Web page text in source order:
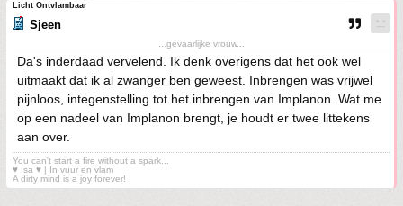
Licht Ontvlambaar
Sjeen
...gevaarlijke vrouw...
Da's inderdaad vervelend. Ik denk overigens dat het ook wel
uitmaakt dat ik al zwanger ben geweest. Inbrengen was vrijwel
pijnloos, integenstelling tot het inbrengen van Implanon. Wat me
op een nadeel van Implanon brengt, je houdt er twee littekens
aan over.
You can't start a fire without a spark...
♥ Isa ♥ | In vuur en vlam
A dirty mind is a joy forever!